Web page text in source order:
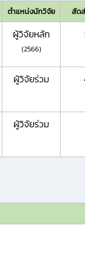
ตำแหน่งนักวิจัย สัด
ผู้วิจัยหลัก
(2566)
ผู้วิจัยร่วม
ผู้วิจัยร่วม